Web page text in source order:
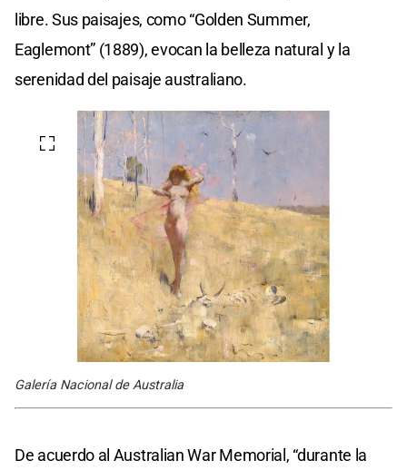
libre. Sus paisajes, como “Golden Summer,
Eaglemont” (1889), evocan la belleza natural y la
serenidad del paisaje australiano.
Galería Nacional de Australia
De acuerdo al Australian War Memorial, “durante la